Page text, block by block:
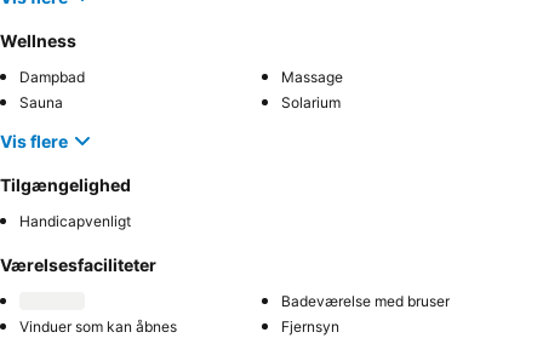
Wellness
Dampbad
Massage
Sauna
Solarium
Vis flere
Tilgængelighed
Handicapvenligt
Værelsesfaciliteter
Badeværelse med bruser
Vinduer som kan åbnes
Fjernsyn